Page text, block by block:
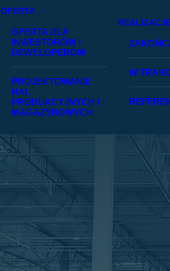
OFERTA
OFERTA DLA
INWESTORÓW I
DEWELOPERÓW
PROJEKTOWANIE
HAL
PRODUKCYJNYCH I
MAGAZYNOWYCH
W